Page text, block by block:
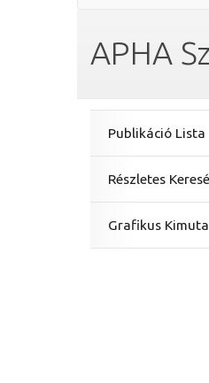
APHA
Publikáció Lista
Részletes
Grafikus